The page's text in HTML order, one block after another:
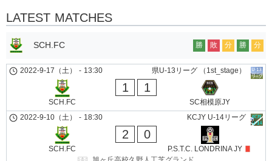
LATEST MATCHES
SCH.FC 勝 敗 分 勝 分
県U-13リーグ （1st_stage）
2022-9-17（土） - 13:30
SCH.FC
1 1
SC相模原JY
KCJY U-14リーグ
2022-9-10（土） - 18:30
SCH.FC
2 0
P.S.T.C. LONDRINA JY